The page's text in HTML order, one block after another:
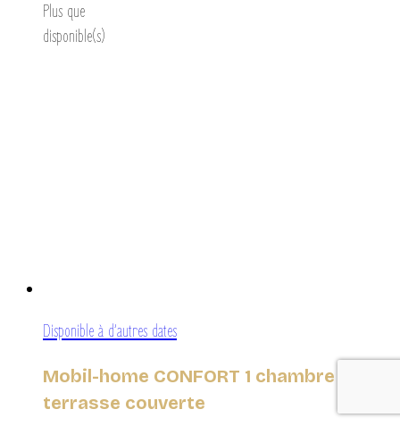
Plus que
disponible(s)
Disponible à d’autres dates
Mobil-home CONFORT 1 chambre 20m²
terrasse couverte